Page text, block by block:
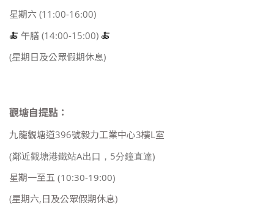
星期六 (11:00-16:00)
🍝 午膳 (14:00-15:00) 🍝
(星期日及公眾假期休息)
觀塘自提點：
九龍觀塘道396號毅力工業中心3樓L室
(鄰近觀塘港鐵站A出口，5分鐘直達)
星期一至五 (10:30-19:00)
(星期六,日及公眾假期休息)